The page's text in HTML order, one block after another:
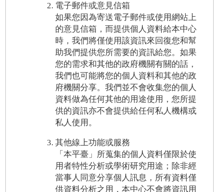
電子郵件或意見信箱
如果您因為寄送電子郵件或使用網站上
的意見信箱，而提供個人資料給本中心
時，我們將僅使用該資訊來回復您和幫
助我們提供您所需要的資訊給您。如果
您的需求和其他的政府機關有關的話，
我們也可能將您的個人資料和其他的政
府機關分享。我們並不會收集您的個人
資料做為任何其他的用途使用，您所提
供的資訊亦不會提供給任何私人機構或
私人使用。
其他線上功能或服務
「本平臺」所蒐集的個人資料僅限於使
用者特性分析或學術研究用途；除非經
當事人同意分享個人訊息，所有資料僅
供資料分析之用，本中心不會將資訊用